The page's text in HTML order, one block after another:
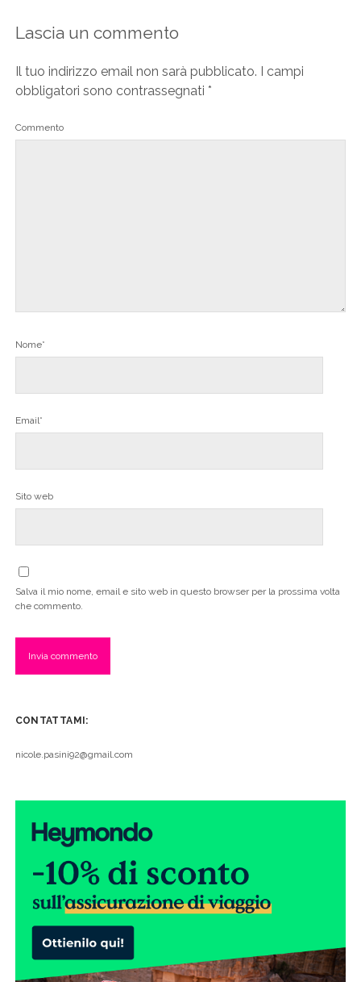
Lascia un commento
Il tuo indirizzo email non sarà pubblicato. I campi
obbligatori sono contrassegnati *
Commento
Nome*
Email*
Sito web
Salva il mio nome, email e sito web in questo browser per la prossima volta
che commento.
CONTATTAMI:
nicole.pasini92@gmail.com